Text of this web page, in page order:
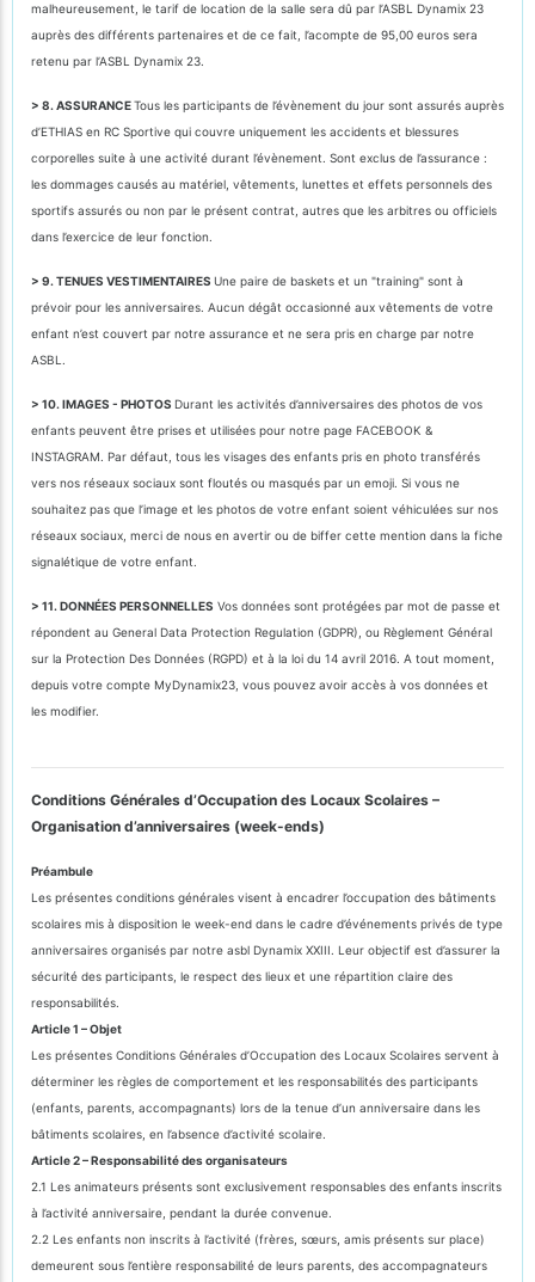
malheureusement, le tarif de location de la salle sera dû par l’ASBL Dynamix 23
auprès des différents partenaires et de ce fait, l’acompte de 95,00 euros sera
retenu par l’ASBL Dynamix 23.
> 8. ASSURANCETous les participants de l’évènement du jour sont assurés auprès
d’ETHIAS en RC Sportive qui couvre uniquement les accidents et blessures
corporelles suite à une activité durant l’évènement. Sont exclus de l’assurance :
les dommages causés au matériel, vêtements, lunettes et effets personnels des
sportifs assurés ou non par le présent contrat, autres que les arbitres ou officiels
dans l’exercice de leur fonction.
> 9. TENUES VESTIMENTAIRES Une paire de baskets et un "training" sont à
prévoir pour les anniversaires. Aucun dégât occasionné aux vêtements de votre
enfant n’est couvert par notre assurance et ne sera pris en charge par notre
ASBL.
> 10. IMAGES - PHOTOS Durant les activités d’anniversaires des photos de vos
enfants peuvent être prises et utilisées pour notre page FACEBOOK &
INSTAGRAM. Par défaut, tous les visages des enfants pris en photo transférés
vers nos réseaux sociaux sont floutés ou masqués par un emoji. Si vous ne
souhaitez pas que l’image et les photos de votre enfant soient véhiculées sur nos
réseaux sociaux, merci de nous en avertir ou de biffer cette mention dans la fiche
signalétique de votre enfant.
> 11. DONNÉES PERSONNELLES Vos données sont protégées par mot de passe et
répondent au General Data Protection Regulation (GDPR), ou Règlement Général
sur la Protection Des Données (RGPD) et à la loi du 14 avril 2016. A tout moment,
depuis votre compte MyDynamix23, vous pouvez avoir accès à vos données et
les modifier.
Conditions Générales d’Occupation des Locaux Scolaires –
Organisation d’anniversaires (week-ends)
Préambule
Les présentes conditions générales visent à encadrer l’occupation des bâtiments
scolaires mis à disposition le week-end dans le cadre d’événements privés de type
anniversaires organisés par notre asbl Dynamix XXIII. Leur objectif est d’assurer la
sécurité des participants, le respect des lieux et une répartition claire des
responsabilités.
Article 1 – Objet
Les présentes Conditions Générales d’Occupation des Locaux Scolaires servent à
déterminer les règles de comportement et les responsabilités des participants
(enfants, parents, accompagnants) lors de la tenue d’un anniversaire dans les
bâtiments scolaires, en l’absence d’activité scolaire.
Article 2 – Responsabilité des organisateurs
2.1 Les animateurs présents sont exclusivement responsables des enfants inscrits
à l’activité anniversaire, pendant la durée convenue.
2.2 Les enfants non inscrits à l’activité (frères, sœurs, amis présents sur place)
demeurent sous l’entière responsabilité de leurs parents, des accompagnateurs